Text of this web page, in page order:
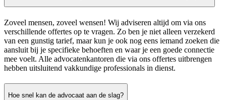
Zoveel mensen, zoveel wensen! Wij adviseren altijd om via ons
verschillende offertes op te vragen. Zo ben je niet alleen verzekerd
van een gunstig tarief, maar kun je ook nog eens iemand zoeken die
aansluit bij je specifieke behoeften en waar je een goede connectie
mee voelt. Alle advocatenkantoren die via ons offertes uitbrengen
hebben uitsluitend vakkundige professionals in dienst.
Hoe snel kan de advocaat aan de slag?